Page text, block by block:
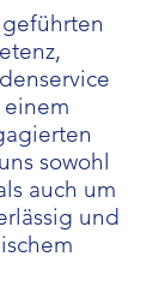
sowohl
auch um
und